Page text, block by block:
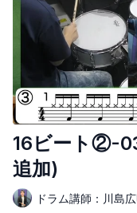
16ビート②-
追加)
ドラム講師：川島